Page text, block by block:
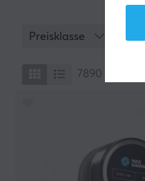
Preisklasse
7890